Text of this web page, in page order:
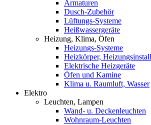
Armaturen
Dusch-Zubehör
Lüftungs-Systeme
Heißwassergeräte
Heizung, Klima, Öfen
Heizungs-Systeme
Heizkörper,
Elektrische Heizgeräte
Öfen und Kamine
Klima u. Raumluft, Wasser
Elektro
Leuchten, Lampen
Wand- u. Deckenleuchten
Wohnraum-Leuchten